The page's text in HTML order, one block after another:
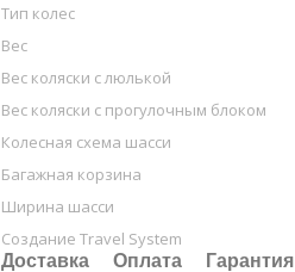
Тип колес
Вес
Вес коляски с люлькой
Вес коляски с прогулочным блоком
Колесная схема шасси
Багажная корзина
Ширина шасси
Создание Travel System
Доставка Оплата Гарантия